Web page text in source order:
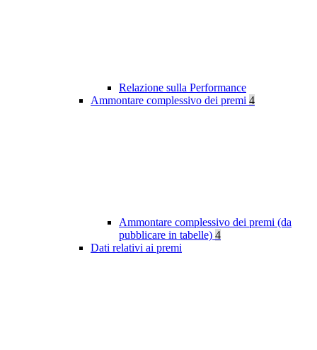
Relazione sulla Performance
Ammontare complessivo dei premi 4
Ammontare complessivo dei premi (da
pubblicare in tabelle) 4
Dati relativi ai premi